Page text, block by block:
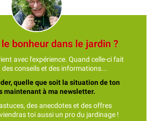
bonheur dans le jardin ?
avec l'expérience. Quand celle-ci fait
conseils et des informations...
quelle que soit la situation de ton
maintenant à ma newsletter.
des anecdotes et des offres
toi aussi un pro du jardinage !